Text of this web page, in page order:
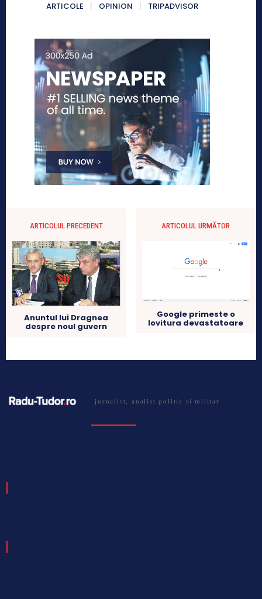
ARTICOLE OPINION TRIPADVISOR
ARTICOLUL PRECEDENT
Anuntul lui Dragnea
despre noul guvern
ARTICOLUL URMĂTOR
Google primeste o
lovitura devastatoare
jurnalist, analist politic si militar